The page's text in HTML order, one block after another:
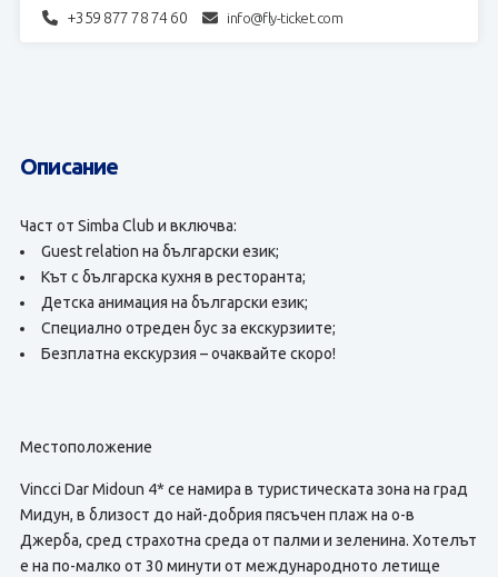
+359 877 78 74 60 info@fly-ticket.com
Описание
Част от Simba Club и включва:
Guest relation на български език;
Кът с българска кухня в ресторанта;
Детска анимация на български език;
Специално отреден бус за екскурзиите;
Безплатна екскурзия – очаквайте скоро!
Местоположение
Vincci Dar Midoun 4* се намира в туристическата зона на град
Мидун, в близост до най-добрия пясъчен плаж на о-в
Джерба, сред страхотна среда от палми и зеленина. Хотелът
е на по-малко от 30 минути от международното летище